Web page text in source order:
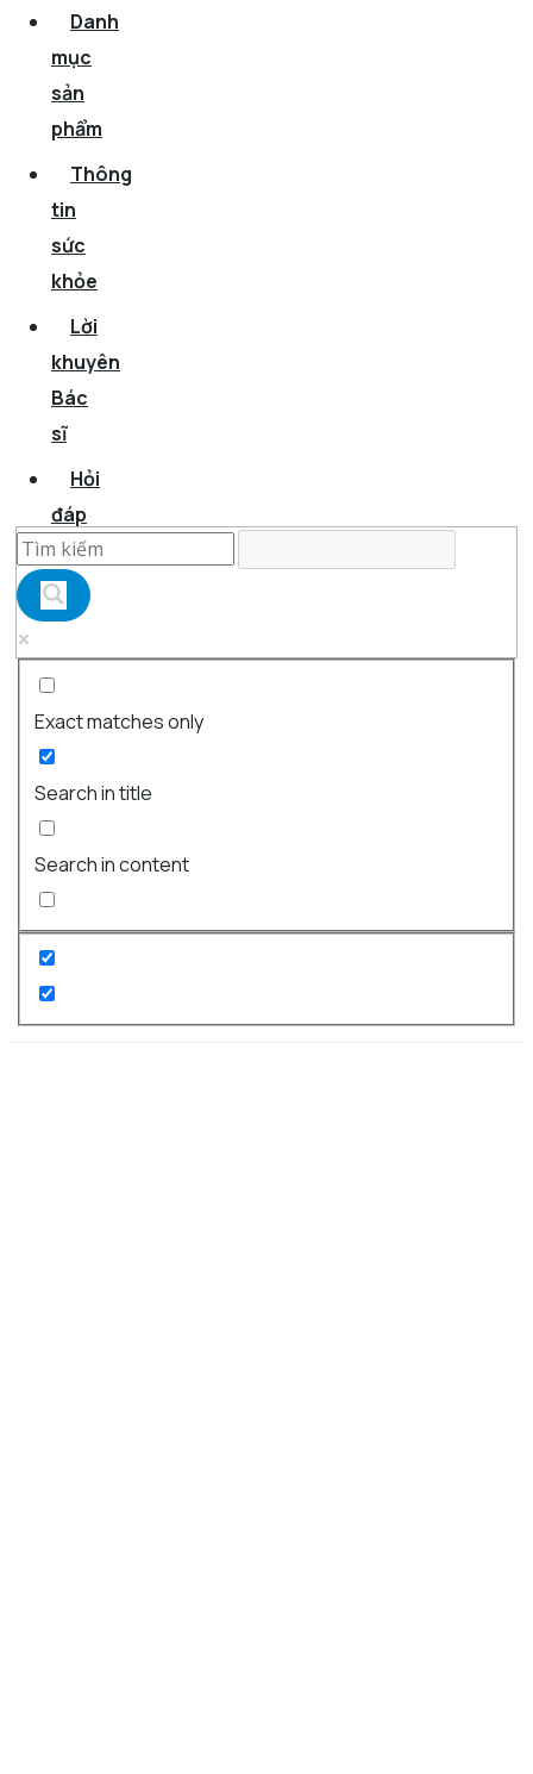
Danh
mục
sản
phẩm
Thông
tin
sức
khỏe
Lời
khuyên
Bác
sĩ
Hỏi
đáp
Exact matches only
Search in title
Search in content